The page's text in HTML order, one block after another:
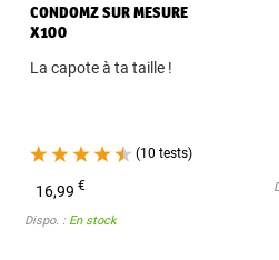
CONDOMZ SUR MESURE
X100
La capote à ta taille !
(10 tests)
16,99€
Dispo. : En stock